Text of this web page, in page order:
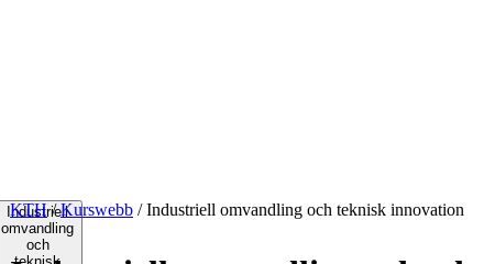
Industriell
omvandling
och
KTH / Kurswebb /Industriell omvandling och teknisk innovation